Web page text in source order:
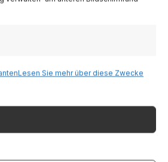
Lesen Sie mehr über diese Zwecke